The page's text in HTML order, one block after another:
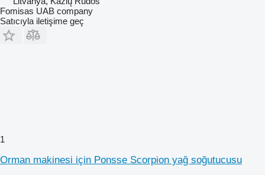
Fomisas UAB company
Satıcıyla iletişime geç
1
Orman makinesi için Ponsse Scorpion yağ soğutucusu